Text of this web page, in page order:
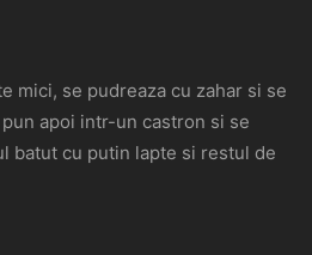
mici, se pudreaza cu zahar si se
apoi intr-un castron si se
batut cu putin lapte si restul de